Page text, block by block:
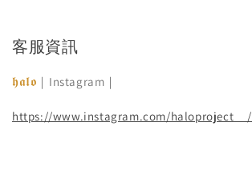
客服資訊
𝖍𝖆𝖑𝖔 ｜Instagram｜
https://www.instagram.com/haloproject__/